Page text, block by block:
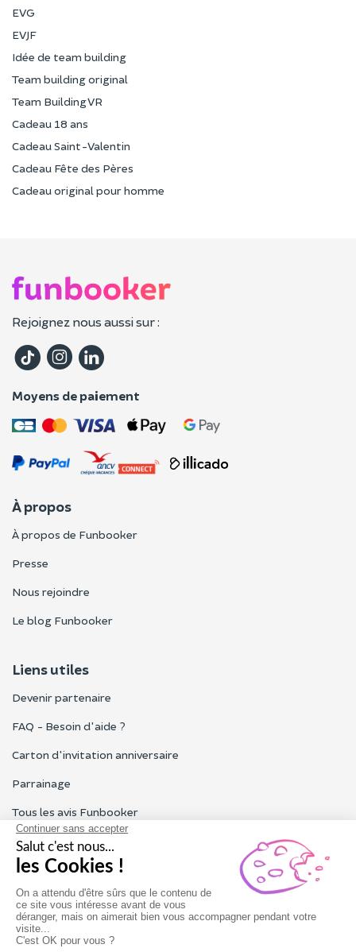
EVG
EVJF
Idée de team building
Team building original
Team Building VR
Cadeau 18 ans
Cadeau Saint-Valentin
Cadeau Fête des Pères
Cadeau original pour homme
Rejoignez nous aussi sur :
Moyens de paiement
À propos
À propos de Funbooker
Presse
Nous rejoindre
Le blog Funbooker
Liens utiles
Devenir partenaire
FAQ - Besoin d'aide ?
Carton d'invitation anniversaire
Parrainage
Tous les avis Funbooker
Particuliers, entreprises, professionnels
Notre service client est ouvert du lundi au vendredi de 9h à 18h
Nous contacter